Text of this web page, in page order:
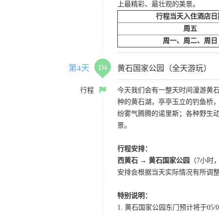
上最精彩、最壮观的美景。
行程当天入住酒店日
周五
周一、周二、周日
第4天 D4 黄石国家公园（全天游玩）
行程
今天我们会有一整天时间漫游黄
种的黄石湖，亭亭玉立的钓鱼桥
纷雾气腾腾的诺里斯；各种野生
景。
行程安排：
西黄石 → 黄石国家公园
（7小时
安排会根据当天实际情况有所调
特别说明：
1. 黄石国家公园东门预计将于